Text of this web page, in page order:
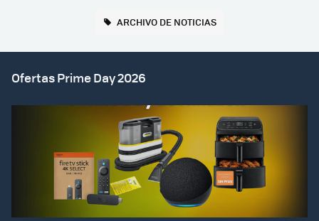
ARCHIVO DE NOTICIAS
Ofertas Prime Day 2026